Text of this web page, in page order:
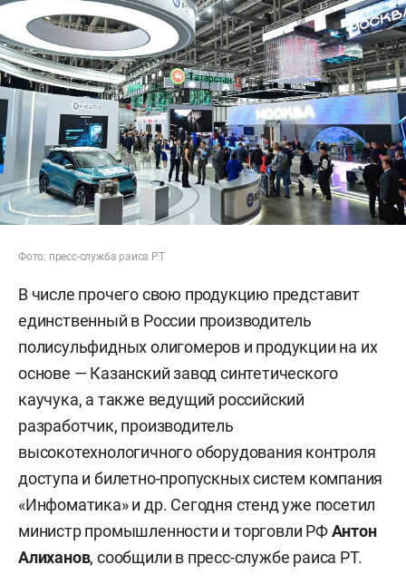
Фото: пресс-служба раиса РТ
В числе прочего свою продукцию представит
единственный в России производитель
полисульфидных олигомеров и продукции на их
основе — Казанский завод синтетического
каучука, а также ведущий российский
разработчик, производитель
высокотехнологичного оборудования контроля
доступа и билетно-пропускных систем компания
«Инфоматика» и др. Сегодня стенд уже посетил
министр промышленности и торговли РФАнтон
Алиханов, сообщили в пресс-службе раиса РТ.